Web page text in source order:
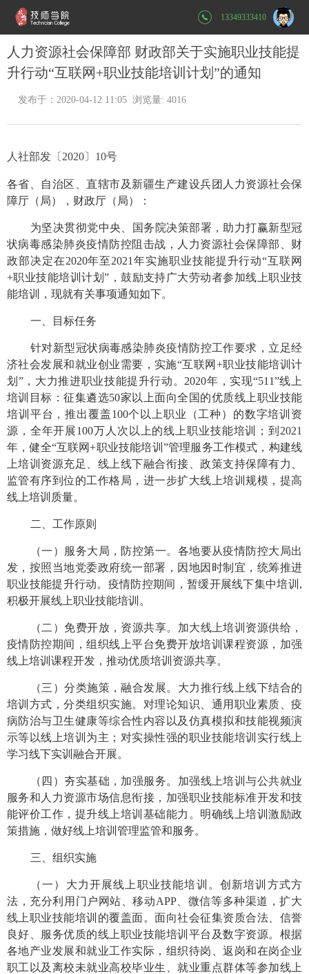
13349333410
人力资源社会保障部 财政部关于实施职业技能提
升行动“互联网+职业技能培训计划”的通知
发布于：2020-04-12 11:05 浏览量: 4016
人社部发〔 2020〕 10号
各省、自治区、直辖市及新疆生产建设兵团人力资源社会保
障厅（局），财政厅（局）：
为坚决贯彻党中央、国务院决策部署，助力打赢新型冠
状病毒感染肺炎疫情防控阻击战，人力资源社会保障部、财
政部决定在2020年至2021年实施职业技能提升行动“互联网
+职业技能培训计划”，鼓励支持广大劳动者参加线上职业技
能培训，现就有关事项通知如下。
一、目标任务
针对新型冠状病毒感染肺炎疫情防控工作要求，立足经
济社会发展和就业创业需要，实施“互联网+职业技能培训计
划”，大力推进职业技能提升行动。2020年，实现“511”线上
培训目标：征集遴选50家以上面向全国的优质线上职业技能
培训平台，推出覆盖100个以上职业（工种）的数字培训资
源，全年开展100万人次以上的线上职业技能培训；到2021
年，健全“互联网+职业技能培训”管理服务工作模式，构建线
上培训资源充足、线上线下融合衔接、政策支持保障有力、
监管有序到位的工作格局，进一步扩大线上培训规模，提高
线上培训质量。
二、工作原则
（一）服务大局，防控第一。 各地要从疫情防控大局出
发，按照当地党委政府统一部署，因地因时制宜，统筹推进
职业技能提升行动。疫情防控期间，暂缓开展线下集中培训,
积极开展线上职业技能培训。
（二）免费开放，资源共享。 加大线上培训资源供给，
疫情防控期间，组织线上平台免费开放培训课程资源，加强
线上培训课程开发，推动优质培训资源共享。
（三）分类施策，融合发展。大力推行线上线下结合的
培训方式，分类组织实施。对理论知识、通用职业素质、疫
病防治与卫生健康等综合性内容以及仿真模拟和技能视频演
示等以线上培训为主；对实操性强的职业技能培训实行线上
学习线下实训融合开展。
（四）夯实基础，加强服务。 加强线上培训与公共就业
服务和人力资源市场信息衔接，加强职业技能标准开发和技
能评价工作，提升线上培训基础能力。明确线上培训激励政
策措施，做好线上培训管理监管和服务。
三、组织实施
（一）大力开展线上职业技能培训。 创新培训方式方
法，充分利用门户网站、移动APP、微信等多种渠道，扩大
线上职业技能培训的覆盖面。面向社会征集资质合法、信誉
良好、服务优质的线上职业技能培训平台及数字资源。根据
各地产业发展和就业工作实际，组织待岗、返岗和在岗企业
职工以及离校未就业高校毕业生、就业重点群体等参加线上